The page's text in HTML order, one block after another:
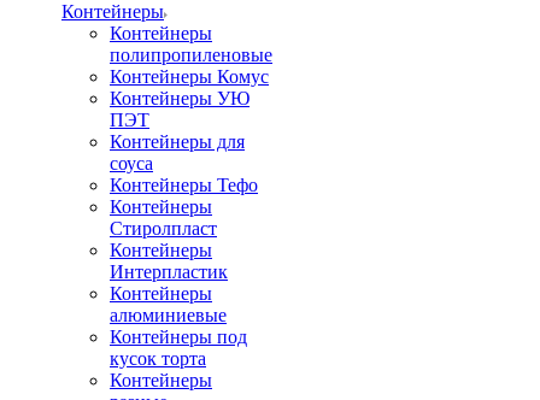
Контейнеры
Контейнеры
полипропиленовые
Контейнеры Комус
Контейнеры УЮ
ПЭТ
Контейнеры для
соуса
Контейнеры Тефо
Контейнеры
Стиролпласт
Контейнеры
Интерпластик
Контейнеры
алюминиевые
Контейнеры под
кусок торта
Контейнеры